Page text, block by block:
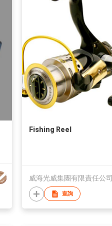
Fishing Reel
威海光威集團有限責任公司
查詢